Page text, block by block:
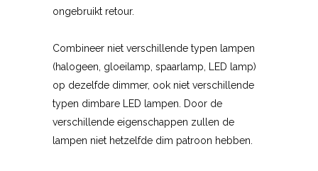
ongebruikt retour.
Combineer niet verschillende typen lampen
(halogeen, gloeilamp, spaarlamp, LED lamp)
op dezelfde dimmer, ook niet verschillende
typen dimbare LED lampen. Door de
verschillende eigenschappen zullen de
lampen niet hetzelfde dim patroon hebben.